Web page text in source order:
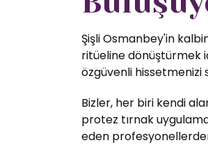
Şişli Osmanbey'in
ritüeline dönüştürmek
özgüvenli hissetmenizi
Bizler, her biri kendi
protez tırnak
eden